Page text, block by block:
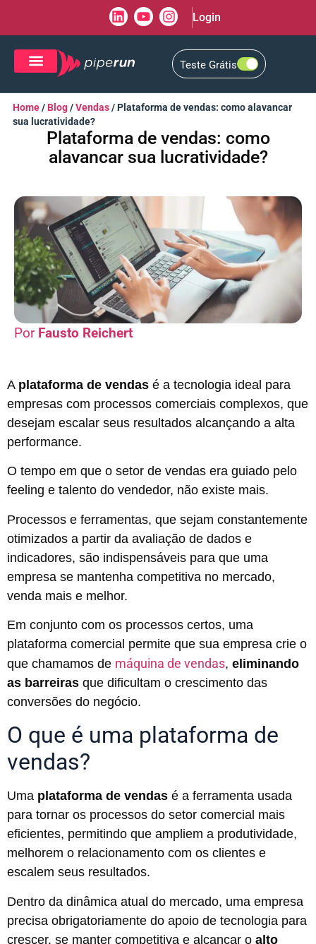
Login
Teste Grátis
Home/ Blog/Vendas/Plataforma de vendas: como alavancar
sua lucratividade?
Plataforma de vendas: como
alavancar sua lucratividade?
Fausto Reichert
A plataforma de vendas é a tecnologia ideal para
empresas com processos comerciais complexos, que
desejam escalar seus resultados alcançando a alta
performance.
O tempo em que o setor de vendas era guiado pelo
feeling e talento do vendedor, não existe mais.
Processos e ferramentas, que sejam constantemente
otimizados a partir da avaliação de dados e
indicadores, são indispensáveis para que uma
empresa se mantenha competitiva no mercado,
venda mais e melhor.
Em conjunto com os processos certos, uma
plataforma comercial permite que sua empresa crie o
que chamamos de máquina de vendas, eliminando
as barreiras que dificultam o crescimento das
conversões do negócio.
O que é uma plataforma de
vendas?
Uma plataforma de vendas é a ferramenta usada
para tornar os processos do setor comercial mais
eficientes, permitindo que ampliem a produtividade,
melhorem o relacionamento com os clientes e
escalem seus resultados.
Dentro da dinâmica atual do mercado, uma empresa
precisa obrigatoriamente do apoio de tecnologia para
crescer, se manter competitiva e alcançar o alto